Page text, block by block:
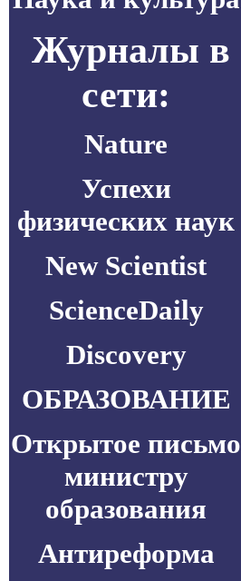
Журналы в
сети:
Nature
Успехи
физических наук
New Scientist
ScienceDaily
Discovery
ОБРАЗОВАНИЕ
Открытое письмо
министру
образования
Антиреформа